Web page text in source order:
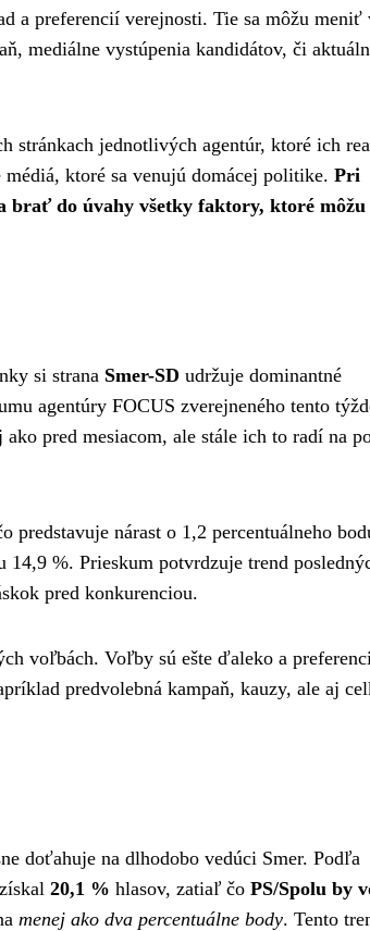
a preferencií verejnosti. Tie sa môžu meniť
mediálne vystúpenia kandidátov, či
stránkach jednotlivých agentúr, ktoré ich
ktoré sa venujú domácej politike. Pri
brať do úvahy všetky faktory, ktoré môžu
si strana Smer-SD udržuje dominantné
agentúry FOCUS zverejneného tento
pred mesiacom, ale stále ich to radí na
predstavuje nárast o 1,2 percentuálneho
14,9 %. Prieskum potvrdzuje trend
pred konkurenciou.
voľbách. Voľby sú ešte ďaleko a
predvolebná kampaň, kauzy, ale aj
doťahuje na dlhodobo vedúci Smer. Podľa
20,1 % hlasov, zatiaľ čo PS/Spolu by
menej ako dva percentuálne body. Tento